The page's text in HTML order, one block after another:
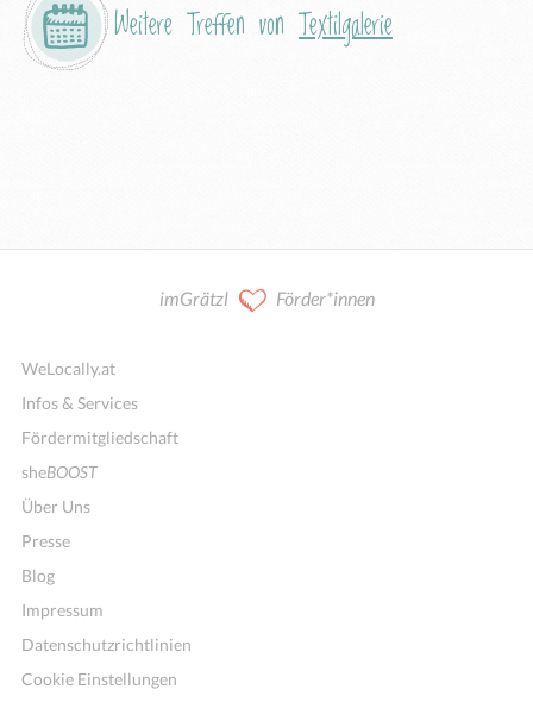
Weitere Treffen von Textilgalerie
imGrätzl Förder*innen
WeLocally.at
Infos & Services
Fördermitgliedschaft
sheBOOST
Über Uns
Presse
Blog
Impressum
Datenschutzrichtlinien
Cookie Einstellungen